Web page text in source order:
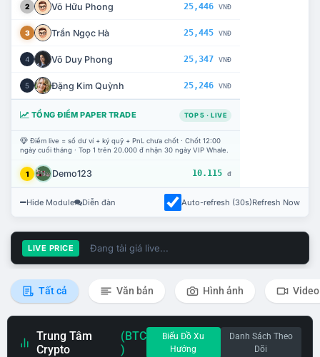
2 Võ Hữu Phong 25,446 VNĐ
3 Trần Ngọc Hà 25,445 VNĐ
4 Võ Duy Phong 25,347 VNĐ
5 Đặng Kim Quỳnh 25,246 VNĐ
TỔNG ĐIỂM PAPER TRADE TOP 5 · LIVE
Điểm live = số dư ví + ký quỹ + PnL chưa chốt · Chốt 12:00
ngày cuối tháng · Top 1 trên 20.000 đ nhận 30 ngày VIP Whale.
1 Demo123 10.115 đ
Hide Module Diễn đàn Auto-refresh (30s)Refresh Now
LIVE PRICE Đang tải giá live...
Tất cả Văn bản Hình ảnh Video
Trung Tâm
Crypto
(BTC
)
Biểu Đồ Xu
Hướng
Danh Sách Theo
Dõi